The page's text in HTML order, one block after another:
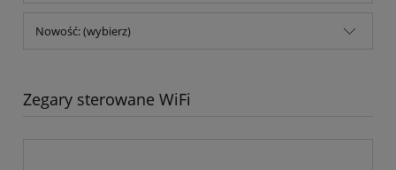
Nowość: (wybierz)
Zegary sterowane WiFi